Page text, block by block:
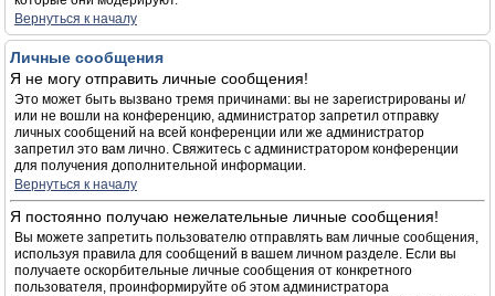
Вернуться к началу
Личные сообщения
Я не могу отправить личные сообщения!
Это может быть вызвано тремя причинами: вы не зарегистрированы и/
или не вошли на конференцию, администратор запретил отправку
личных сообщений на всей конференции или же администратор
запретил это вам лично. Свяжитесь с администратором конференции
для получения дополнительной информации.
Вернуться к началу
Я постоянно получаю нежелательные личные сообщения!
Вы можете запретить пользователю отправлять вам личные сообщения,
используя правила для сообщений в вашем личном разделе. Если вы
получаете оскорбительные личные сообщения от конкретного
пользователя, проинформируйте об этом администратора